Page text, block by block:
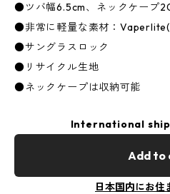
●ツバ幅6.5cm、ネックケープ
●非常に軽量な素材：
●サングラスロック
●リサイクル生地
●ネックケープは収納可能
International
Add to
日本国内にお住